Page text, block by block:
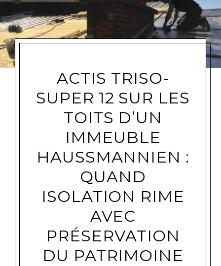
ACTIS TRISO-
SUPER 12 SUR LES
TOITS D’UN
IMMEUBLE
HAUSSMANNIEN :
QUAND
ISOLATION RIME
AVEC
PRÉSERVATION
DU PATRIMOINE